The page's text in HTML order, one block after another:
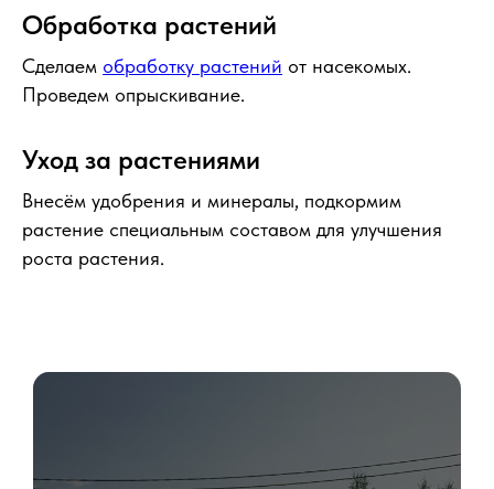
Обработка растений
Сделаем обработку растений от насекомых.
Проведем опрыскивание.
Уход за растениями
Внесём удобрения и минералы, подкормим
растение специальным составом для улучшения
роста растения.